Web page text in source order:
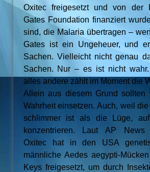
Oxitec freigesetzt und von der
Gates Foundation finanziert
sind, die Malaria übertragen –
Gates ist ein Ungeheuer, und
Sachen. Vielleicht nicht genau
Sachen. Nur – es ist nicht
alles andere zählt im Moment die
Allein aus diesem Grund sollten
Wahrheit einsetzen. Auch, weil
schlimmer ist als die Lüge,
konzentrieren. Laut AP News
Oxitec hat in den USA
männliche Aedes aegypti-
Keys freigesetzt, um durch